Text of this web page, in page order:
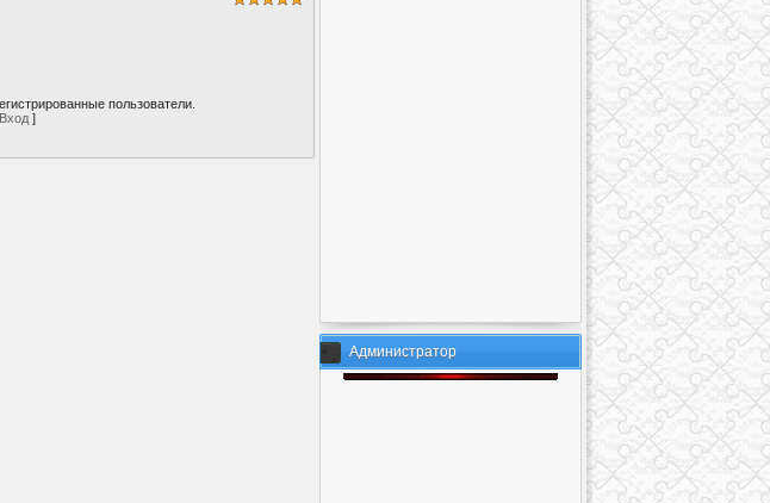
пользователи.
Вход]
Администратор